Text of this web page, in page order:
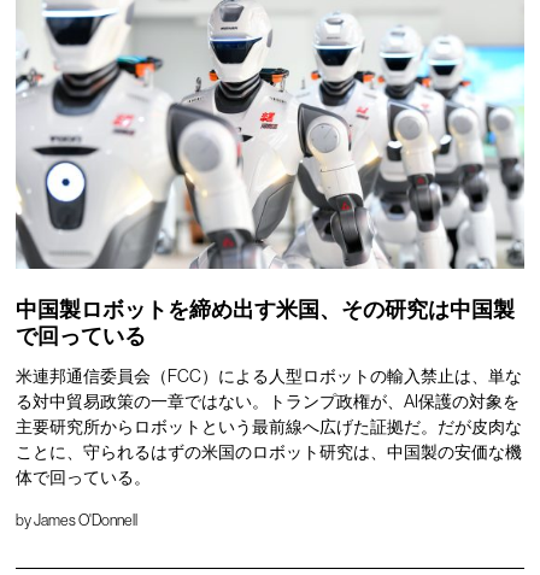
中国製ロボットを締め出す米国、その研究は中国製
で回っている
米連邦通信委員会（FCC）による人型ロボットの輸入禁止は、単な
る対中貿易政策の一章ではない。トランプ政権が、AI保護の対象を
主要研究所からロボットという最前線へ広げた証拠だ。だが皮肉な
ことに、守られるはずの米国のロボット研究は、中国製の安価な機
体で回っている。
byJames O'Donnell